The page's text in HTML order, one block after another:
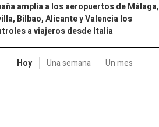
amplía a los aeropuertos de Málaga,
Bilbao, Alicante y Valencia los
a viajeros desde Italia
Hoy Una semana Un mes